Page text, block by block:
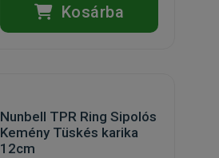
Kosárba
Nunbell TPR Ring Sipolós
Kemény Tüskés karika
12cm